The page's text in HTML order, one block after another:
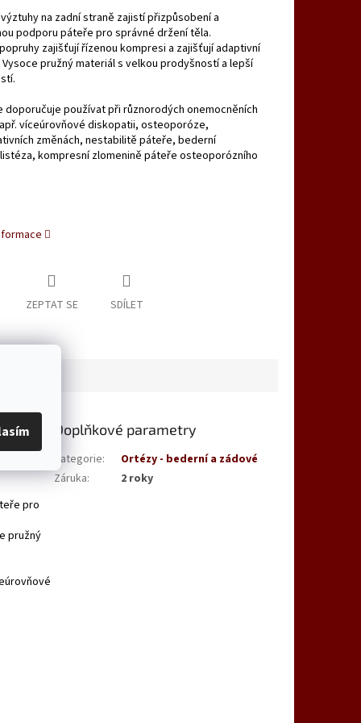
na zadní straně zajistí přizpůsobení a
podporu páteře pro správné držení těla.
zajišťují řízenou kompresi a zajišťují adaptivní
pružný materiál s velkou prodyšností a lepší
doporučuje používat při různorodých onemocněních
víceúrovňové diskopatii, osteoporóze,
změnách, nestabilitě páteře, bederní
kompresní zlomenině páteře osteoporózního
ZEPTAT SE SDÍLET
pro
pružný
Doplňkové parametry
Kategorie:
Ortézy - bederní a zádové
Záruka: 2 roky